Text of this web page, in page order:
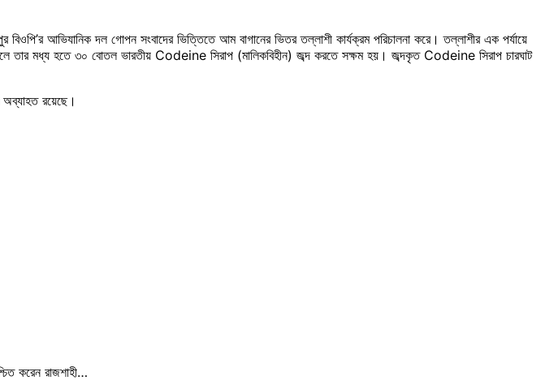
আভিযানিক দল গোপন সংবাদের ভিত্তিতে আম বাগানের ভিতর তল্লাশী কার্যক্রম পরিচালনা করে। তল্লাশীর এক পর্যায়ে
তার মধ্য হতে ৩০ বোতল ভারতীয় Codeine সিরাপ (মালিকবিহীন) জব্দ করতে সক্ষম হয়। জব্দকৃত Codeine সিরাপ চারঘাট
অব্যাহত রয়েছে।
করেন রাজশাহী…